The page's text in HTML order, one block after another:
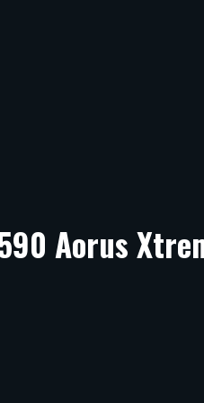
Aorus